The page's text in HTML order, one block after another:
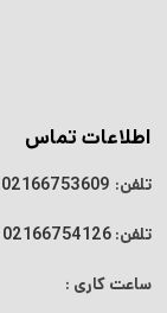
اطلاعات تماس
تلفن: 02166753609
تلفن: 02166754126
ساعت کاری :